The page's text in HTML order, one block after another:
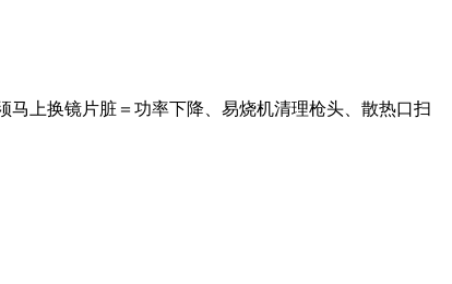
上换镜片脏＝功率下降、易烧机清理枪头、散热口扫